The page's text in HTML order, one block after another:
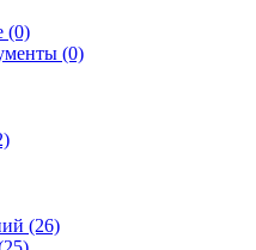
(0)
(0)
(26)